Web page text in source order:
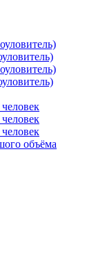
объёма